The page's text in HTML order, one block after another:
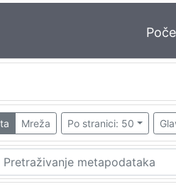
Mreža Po stranici: 50